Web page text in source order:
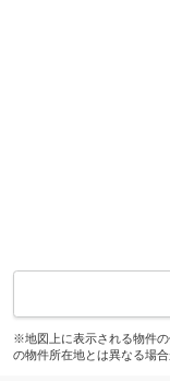
※地図上に表示される物件
の物件所在地とは異なる場合